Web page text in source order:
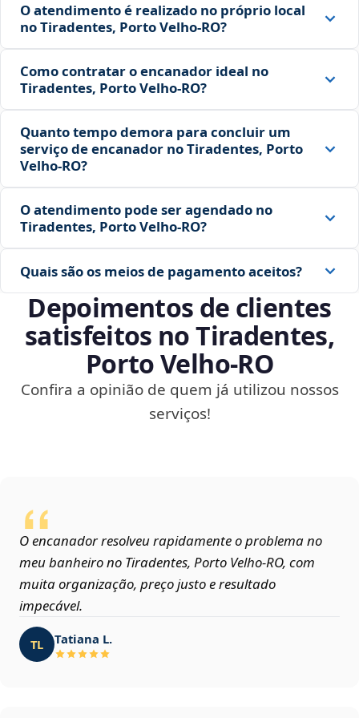
O atendimento é realizado no próprio local
no Tiradentes, Porto Velho‑RO?
Como contratar o encanador ideal no
Tiradentes, Porto Velho‑RO?
Quanto tempo demora para concluir um
serviço de encanador no Tiradentes, Porto
Velho‑RO?
O atendimento pode ser agendado no
Tiradentes, Porto Velho‑RO?
Quais são os meios de pagamento aceitos?
Depoimentos de clientes
satisfeitos no Tiradentes,
Porto Velho‑RO
Confira a opinião de quem já utilizou nossos
serviços!
O encanador resolveu rapidamente o problema no
meu banheiro no Tiradentes, Porto Velho‑RO, com
muita organização, preço justo e resultado
impecável.
TL Tatiana L.